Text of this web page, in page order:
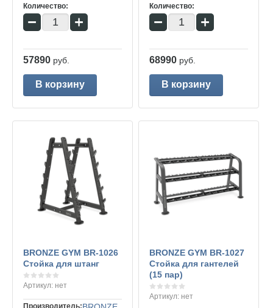
Количество:
− +
57890 руб.
В корзину
Количество:
− +
68990 руб.
В корзину
BRONZE GYM BR-1026
Стойка для штанг
Артикул: нет
BRONZE GYM BR-1027
Стойка для гантелей
(15 пар)
Артикул:нет